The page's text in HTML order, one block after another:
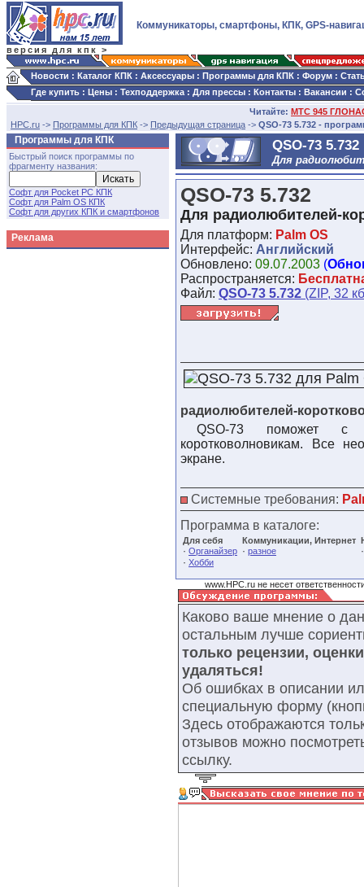
версия для кпк >
Коммуникаторы, смартфоны, КПК, GPS-
Новости : Каталог КПК : Аксессуары : Программы для КПК : Форум :
Где купить : Цены : Техподдержка : Для прессы : Контакты : Вакансии :
Читайте: МТС 945
HPC.ru -> Программы для КПК -> Предыдущая страница -> QSO-73 5.732 -
Программы для КПК
Быстрый поиск программы по
фрагменту названия:
Софт для Pocket PC КПК
Софт для Palm OS КПК
Софт для других КПК и смартфонов
Реклама
QSO-73 5.732
Для
QSO-73 5.732
Для радиолюбителей-
Для платформ: Palm OS
Интерфейс: Английский
Обновлено: 09.07.2003 (
Распространяется:
Файл: QSO-73 5.732 (ZIP, 32
радиолюбителей-
QSO-73 поможет с
коротковолновикам. Все
экране.
Системные требования:
Программа в каталоге:
Для себя
· Органайзер
· Хобби
Коммуникации, Интернет
· разное
www.HPC.ru не несет
Каково ваше мнение о
остальным лучше
только рецензии,
удаляться!
Об ошибках в описании
специальную форму
Здесь отображаются
отзывов можно
ссылку.